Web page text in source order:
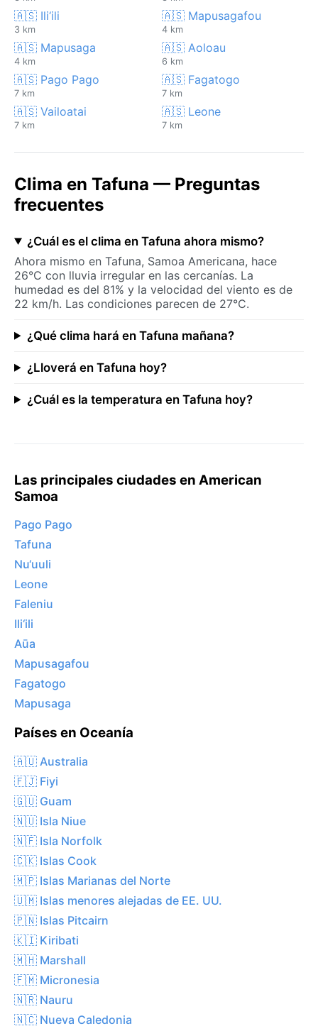
🇦🇸 Ili‘ili
3 km
🇦🇸 Mapusagafou
4 km
🇦🇸 Mapusaga
4 km
🇦🇸 Aoloau
6 km
🇦🇸 Pago Pago
7 km
🇦🇸 Fagatogo
7 km
🇦🇸 Vailoatai
7 km
🇦🇸 Leone
7 km
Clima en Tafuna — Preguntas
frecuentes
¿Cuál es el clima en Tafuna ahora mismo?
Ahora mismo en Tafuna, Samoa Americana, hace
26°C con lluvia irregular en las cercanías. La
humedad es del 81% y la velocidad del viento es de
22 km/h. Las condiciones parecen de 27°C.
¿Qué clima hará en Tafuna mañana?
¿Lloverá en Tafuna hoy?
¿Cuál es la temperatura en Tafuna hoy?
Las principales ciudades en American
Samoa
Pago Pago
Tafuna
Nu‘uuli
Leone
Faleniu
Ili‘ili
Aūa
Mapusagafou
Fagatogo
Mapusaga
Países en Oceanía
🇦🇺 Australia
🇫🇯 Fiyi
🇬🇺 Guam
🇳🇺 Isla Niue
🇳🇫 Isla Norfolk
🇨🇰 Islas Cook
🇲🇵 Islas Marianas del Norte
🇺🇲 Islas menores alejadas de EE. UU.
🇵🇳 Islas Pitcairn
🇰🇮 Kiribati
🇲🇭 Marshall
🇫🇲 Micronesia
🇳🇷 Nauru
🇳🇨 Nueva Caledonia